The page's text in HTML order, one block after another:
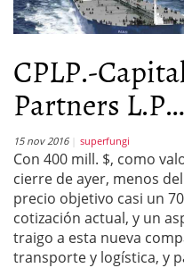
CPLP.-
Partners
15 nov 2016 superfungi
Con 400 mill. $, como
cierre de ayer, menos
precio objetivo casi un
cotización actual, y un
traigo a esta nueva
transporte y logística, y